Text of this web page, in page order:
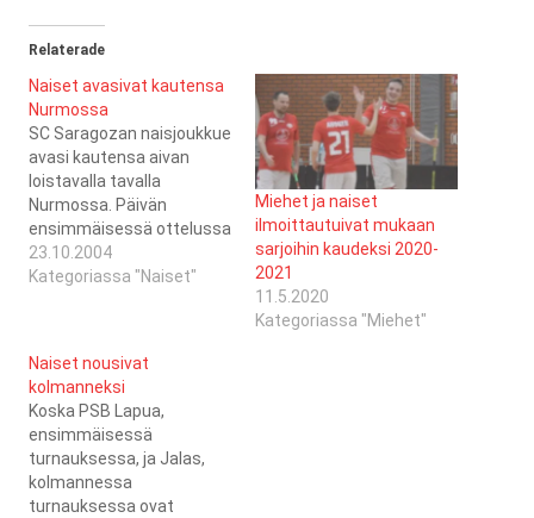
Relaterade
Naiset avasivat kautensa
Nurmossa
SC Saragozan naisjoukkue
avasi kautensa aivan
loistavalla tavalla
Nurmossa. Päivän
ensimmäisessä ottelussa
Jeppis FBC II kaatui 4-1 ja
päivän toisessa ottelussa
FBC II - SC Saragoza 1-
4Redy II - SB Vaasa II 2-
4Jeppis FBC - Jeppis FBC
II…
23.10.2004
Kategoriassa "Naiset"
Miehet ja naiset
ilmoittautuivat mukaan
sarjoihin kaudeksi 2020-
2021
11.5.2020
Kategoriassa "Miehet"
Naiset nousivat
kolmanneksi
Koska PSB Lapua,
ensimmäisessä
turnauksessa, ja Jalas,
kolmannessa
turnauksessa ovat